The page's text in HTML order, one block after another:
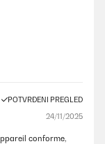
POTVRĐENI PREGLED
24/11/2025
conforme,